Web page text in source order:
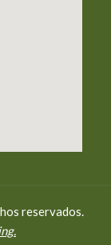
reservados.